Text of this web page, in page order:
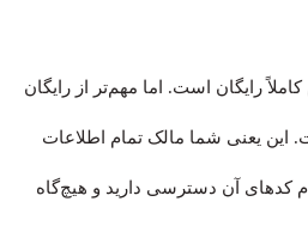
رایگان است. اما مهم‌تر از رایگان
این یعنی شما مالک تمام اطلاعات
کدهای آن دسترسی دارید و هیچ‌گاه